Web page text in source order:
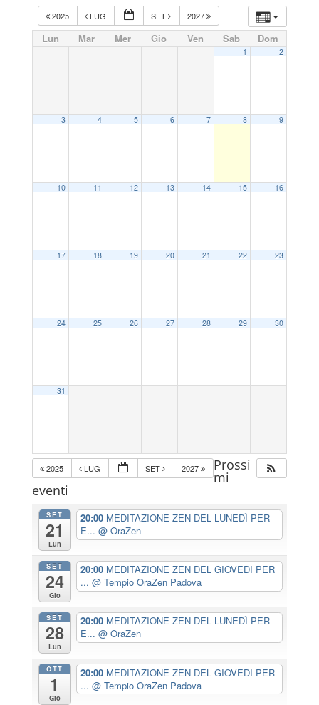
2025 LUG SET 2027
Lun Mar Mer Gio Ven Sab Dom
1 2
3 4 5 6 7 8 9
10 11 12 13 14 15 16
17 18 19 20 21 22 23
24 25 26 27 28 29 30
31
2025 LUG SET 2027 Prossi
mi
eventi
SET
21
Lun
20:00 MEDITAZIONE ZEN DEL LUNEDÌ PER
E...@ OraZen
SET
24
Gio
20:00 MEDITAZIONE ZEN DEL GIOVEDI PER
...@ Tempio OraZen Padova
SET
28
Lun
20:00 MEDITAZIONE ZEN DEL LUNEDÌ PER
E...@ OraZen
OTT
1
Gio
20:00 MEDITAZIONE ZEN DEL GIOVEDI PER
...@ Tempio OraZen Padova